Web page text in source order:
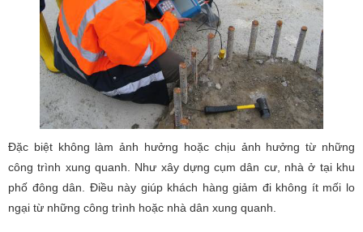
Đặc biệt không làm ảnh hưởng hoặc chịu ảnh hưởng từ những
công trình xung quanh. Như xây dựng cụm dân cư, nhà ở tại khu
phố đông dân. Điều này giúp khách hàng giảm đi không ít mối lo
ngại từ những công trình hoặc nhà dân xung quanh.